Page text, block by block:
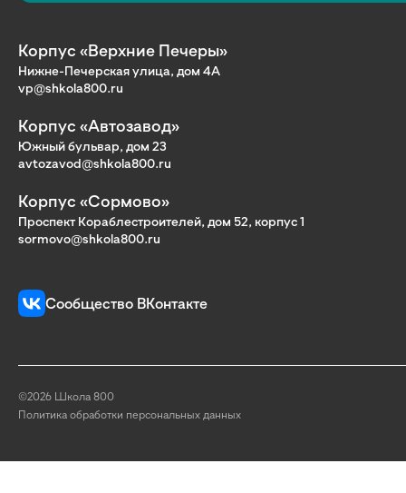
Корпус «Верхние Печеры»
Нижне-Печерская улица, дом 4А
vp@shkola800.ru
Корпус «Автозавод»
Южный бульвар, дом 23
avtozavod@shkola800.ru
Корпус «Сормово»
Проспект Кораблестроителей, дом 52, корпус 1
sormovo@shkola800.ru
Сообщество ВКонтакте
©2026 Школа 800
Политика обработки персональных данных